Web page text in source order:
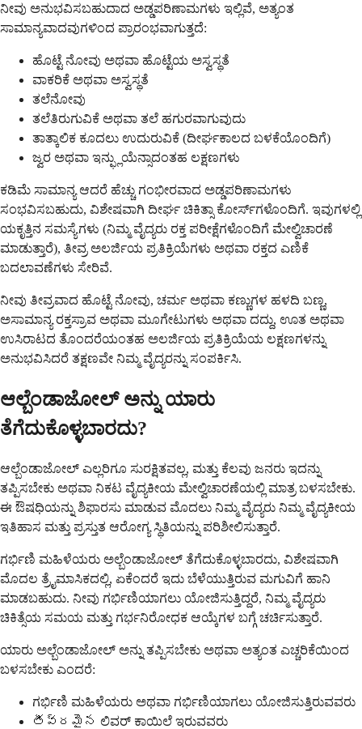
ನೀವು ಅನುಭವಿಸಬಹುದಾದ ಅಡ್ಡಪರಿಣಾಮಗಳು ಇಲ್ಲಿವೆ, ಅತ್ಯಂತ
ಸಾಮಾನ್ಯವಾದವುಗಳಿಂದ ಪ್ರಾರಂಭವಾಗುತ್ತದೆ:
ಹೊಟ್ಟೆ ನೋವು ಅಥವಾ ಹೊಟ್ಟೆಯ ಅಸ್ವಸ್ಥತೆ
ವಾಕರಿಕೆ ಅಥವಾ ಅಸ್ವಸ್ಥತೆ
ತಲೆನೋವು
ತಲೆತಿರುಗುವಿಕೆ ಅಥವಾ ತಲೆ ಹಗುರವಾಗುವುದು
ತಾತ್ಕಾಲಿಕ ಕೂದಲು ಉದುರುವಿಕೆ (ದೀರ್ಘಕಾಲದ ಬಳಕೆಯೊಂದಿಗೆ)
ಜ್ವರ ಅಥವಾ ಇನ್ಫ್ಲುಯೆನ್ಸಾದಂತಹ ಲಕ್ಷಣಗಳು
ಕಡಿಮೆ ಸಾಮಾನ್ಯ ಆದರೆ ಹೆಚ್ಚು ಗಂಭೀರವಾದ ಅಡ್ಡಪರಿಣಾಮಗಳು
ಸಂಭವಿಸಬಹುದು, ವಿಶೇಷವಾಗಿ ದೀರ್ಘ ಚಿಕಿತ್ಸಾ ಕೋರ್ಸ್‌ಗಳೊಂದಿಗೆ. ಇವುಗಳಲ್ಲಿ
ಯಕೃತ್ತಿನ ಸಮಸ್ಯೆಗಳು (ನಿಮ್ಮ ವೈದ್ಯರು ರಕ್ತ ಪರೀಕ್ಷೆಗಳೊಂದಿಗೆ ಮೇಲ್ವಿಚಾರಣೆ
ಮಾಡುತ್ತಾರೆ), ತೀವ್ರ ಅಲರ್ಜಿಯ ಪ್ರತಿಕ್ರಿಯೆಗಳು ಅಥವಾ ರಕ್ತದ ಎಣಿಕೆ
ಬದಲಾವಣೆಗಳು ಸೇರಿವೆ.
ನೀವು ತೀವ್ರವಾದ ಹೊಟ್ಟೆ ನೋವು, ಚರ್ಮ ಅಥವಾ ಕಣ್ಣುಗಳ ಹಳದಿ ಬಣ್ಣ,
ಅಸಾಮಾನ್ಯ ರಕ್ತಸ್ರಾವ ಅಥವಾ ಮೂಗೇಟುಗಳು ಅಥವಾ ದದ್ದು, ಊತ ಅಥವಾ
ಉಸಿರಾಟದ ತೊಂದರೆಯಂತಹ ಅಲರ್ಜಿಯ ಪ್ರತಿಕ್ರಿಯೆಯ ಲಕ್ಷಣಗಳನ್ನು
ಅನುಭವಿಸಿದರೆ ತಕ್ಷಣವೇ ನಿಮ್ಮ ವೈದ್ಯರನ್ನು ಸಂಪರ್ಕಿಸಿ.
ಆಲ್ಬೆಂಡಾಜೋಲ್ ಅನ್ನು ಯಾರು
ತೆಗೆದುಕೊಳ್ಳಬಾರದು?
ಆಲ್ಬೆಂಡಾಜೋಲ್ ಎಲ್ಲರಿಗೂ ಸುರಕ್ಷಿತವಲ್ಲ, ಮತ್ತು ಕೆಲವು ಜನರು ಇದನ್ನು
ತಪ್ಪಿಸಬೇಕು ಅಥವಾ ನಿಕಟ ವೈದ್ಯಕೀಯ ಮೇಲ್ವಿಚಾರಣೆಯಲ್ಲಿ ಮಾತ್ರ ಬಳಸಬೇಕು.
ಈ ಔಷಧಿಯನ್ನು ಶಿಫಾರಸು ಮಾಡುವ ಮೊದಲು ನಿಮ್ಮ ವೈದ್ಯರು ನಿಮ್ಮ ವೈದ್ಯಕೀಯ
ಇತಿಹಾಸ ಮತ್ತು ಪ್ರಸ್ತುತ ಆರೋಗ್ಯ ಸ್ಥಿತಿಯನ್ನು ಪರಿಶೀಲಿಸುತ್ತಾರೆ.
ಗರ್ಭಿಣಿ ಮಹಿಳೆಯರು ಅಲ್ಬೆಂಡಾಜೋಲ್ ತೆಗೆದುಕೊಳ್ಳಬಾರದು, ವಿಶೇಷವಾಗಿ
ಮೊದಲ ತ್ರೈಮಾಸಿಕದಲ್ಲಿ, ಏಕೆಂದರೆ ಇದು ಬೆಳೆಯುತ್ತಿರುವ ಮಗುವಿಗೆ ಹಾನಿ
ಮಾಡಬಹುದು. ನೀವು ಗರ್ಭಿಣಿಯಾಗಲು ಯೋಜಿಸುತ್ತಿದ್ದರೆ, ನಿಮ್ಮ ವೈದ್ಯರು
ಚಿಕಿತ್ಸೆಯ ಸಮಯ ಮತ್ತು ಗರ್ಭನಿರೋಧಕ ಆಯ್ಕೆಗಳ ಬಗ್ಗೆ ಚರ್ಚಿಸುತ್ತಾರೆ.
ಯಾರು ಅಲ್ಬೆಂಡಾಜೋಲ್ ಅನ್ನು ತಪ್ಪಿಸಬೇಕು ಅಥವಾ ಅತ್ಯಂತ ಎಚ್ಚರಿಕೆಯಿಂದ
ಬಳಸಬೇಕು ಎಂದರೆ:
ಗರ್ಭಿಣಿ ಮಹಿಳೆಯರು ಅಥವಾ ಗರ್ಭಿಣಿಯಾಗಲು ಯೋಜಿಸುತ್ತಿರುವವರು
తీవ్రమైన ಲಿವರ್ ಕಾಯಿಲೆ ಇರುವವರು